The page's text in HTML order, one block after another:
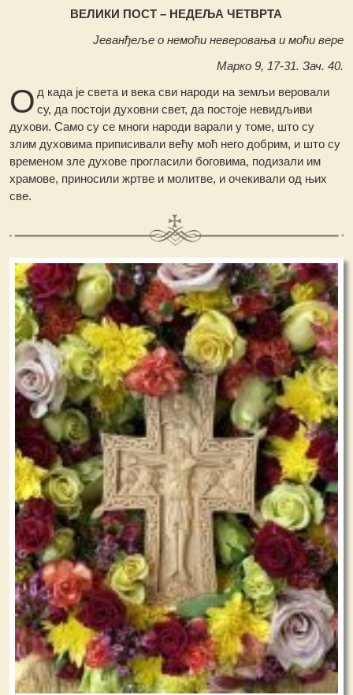
ВЕЛИКИ ПОСТ – НЕДЕЉА ЧЕТВРТА
Јеванђеље о немоћи неверовања и моћи вере
Марко 9, 17-31. Зач. 40.
О д када је света и века сви народи на земљи веровали
су, да постоји духовни свет, да постоје невидљиви
духови. Само су се многи народи варали у томе, што су
злим духовима приписивали већу моћ него добрим, и што су
временом зле духове прогласили боговима, подизали им
храмове, приносили жртве и молитве, и очекивали од њих
све.